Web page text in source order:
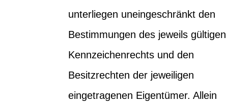
unterliegen uneingeschränkt den
Bestimmungen des jeweils gültigen
Kennzeichenrechts und den
Besitzrechten der jeweiligen
eingetragenen Eigentümer. Allein